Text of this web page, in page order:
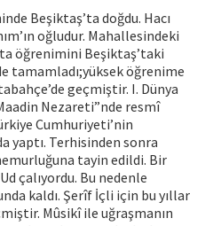
Beşiktaş’ta doğdu. Hacı
oğludur. Mahallesindeki
öğrenimini Beşiktaş’taki
tamamladı;yüksek öğrenime
geçmiştir. I. Dünya
Nezareti”nde resmî
Cumhuriyeti’nin
yaptı. Terhisinden sonra
tayin edildi. Bir
çalıyordu. Bu nedenle
kaldı. Şerîf İçli için bu yıllar
Mûsikî ile uğraşmanın